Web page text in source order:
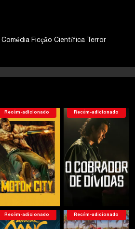
Comédia Ficção Científica Terror
Recém-adicionado Recém-adicionado
Recém-adicionado Recém-adicionado